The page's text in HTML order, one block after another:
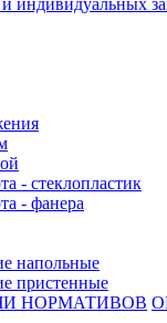
индивидуальных
- стеклопластик
- фанера
напольные
пристенные
НОРМАТИВОВ